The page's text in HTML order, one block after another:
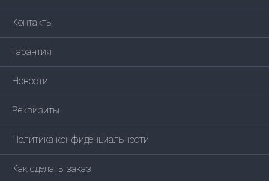
Контакты
Гарантия
Новости
Реквизиты
Политика конфиденциальности
Как сделать заказ